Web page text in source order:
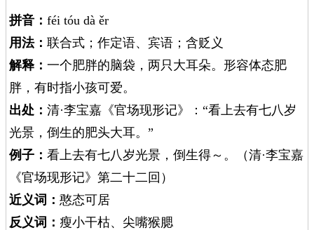
拼音： féi tóu dà ěr
用法： 联合式；作定语、宾语；含贬义
解释： 一个肥胖的脑袋，两只大耳朵。形容体态肥
胖，有时指小孩可爱。
出处： 清·李宝嘉《官场现形记》：“看上去有七八岁
光景，倒生的肥头大耳。”
例子： 看上去有七八岁光景，倒生得～。（清·李宝嘉
《官场现形记》第二十二回）
近义词： 憨态可居
反义词： 瘦小干枯、尖嘴猴腮